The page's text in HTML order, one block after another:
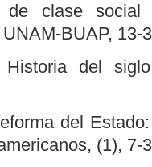
de clase
BUAP, 13-
Historia del
del
(1), 7-